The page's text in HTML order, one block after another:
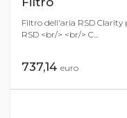
Filtro dell'aria RSD Clarity
RSD <br/> <br/> C...
737,14 euro